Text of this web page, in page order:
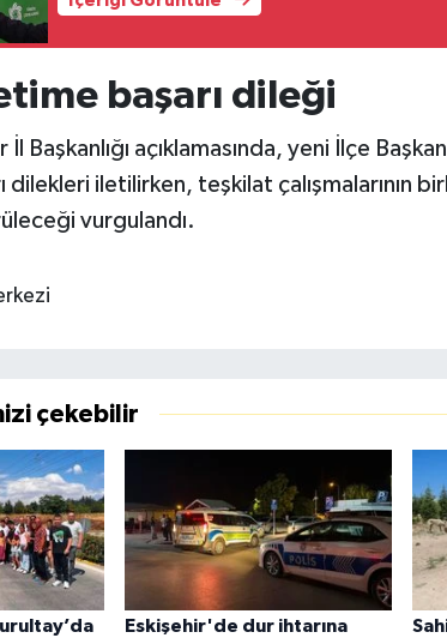
başarı dileği
Başkanlığı açıklamasında, yeni İlçe
dilekleri iletilirken, teşkilat çalışmalarının
vurgulandı.
çekebilir
Eskişehir'de dur ihtarına